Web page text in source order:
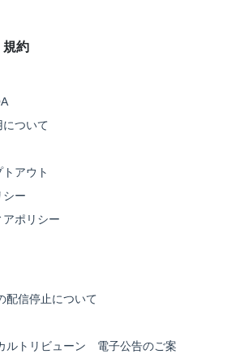
規約
ついて
アウト
シー
アポリシー
配信停止について
ルトリビューン 電子公告のご案